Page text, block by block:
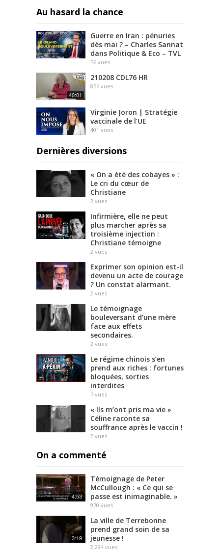
Au hasard la chance
Guerre en Iran : pénuries
dès mai ? – Charles Sannat
dans Politique & Eco – TVL
56 vues
40:01
210208 CDL76 HR
856 vues
Virginie Joron | Stratégie
vaccinale de l’UE
401 vues
Dernières diversions
« On a été des cobayes » :
Le cri du cœur de
Christiane
2 vues
Infirmière, elle ne peut
plus marcher après sa
troisième injection :
Christiane témoigne
2 vues
Exprimer son opinion est-il
devenu un acte de courage
? Un constat alarmant.
2 vues
Le témoignage
bouleversant d’une mère
face aux effets
secondaires.
2 vues
Le régime chinois s’en
prend aux riches : fortunes
bloquées, sorties
interdites
7 vues
« Ils m’ont pris ma vie »
Céline raconte sa
souffrance après le vaccin !
2 vues
On a commenté
4:53
Témoignage de Peter
McCullough : « Ce qui se
passe est inimaginable. »
970 vues
3:19
La ville de Terrebonne
prend grand soin de sa
jeunesse !
2,294 vues